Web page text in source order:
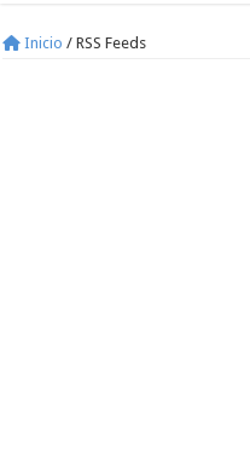
Inicio / RSS Feeds